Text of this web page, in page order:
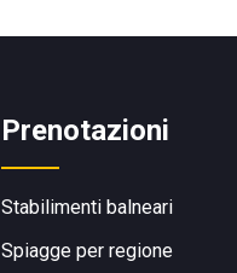
Prenotazioni
Stabilimenti balneari
Spiagge per regione